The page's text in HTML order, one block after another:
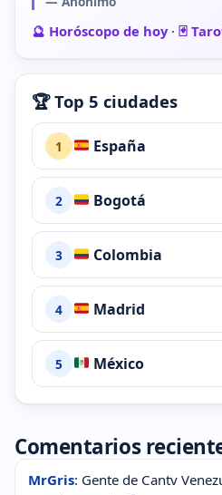
🔮 Horóscopo de hoy· 🃏
🏆 Top 5 ciudades
1 España
2 Bogotá
3 Colombia
4 Madrid
5 México
Comentarios
MrGris: Gente de Cantv